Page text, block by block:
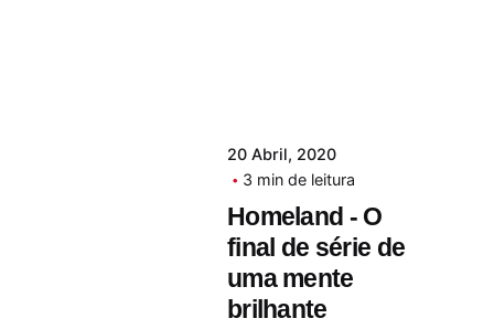
20 Abril, 2020
3 min de leitura
Homeland - O
final de série de
uma mente
brilhante